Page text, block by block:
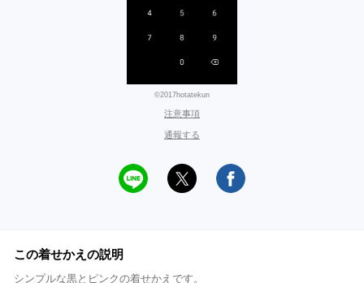
©2017hotatekun
注意事項
通報する
この着せかえの説明
シンプルな黒とピンクの着せかえです。